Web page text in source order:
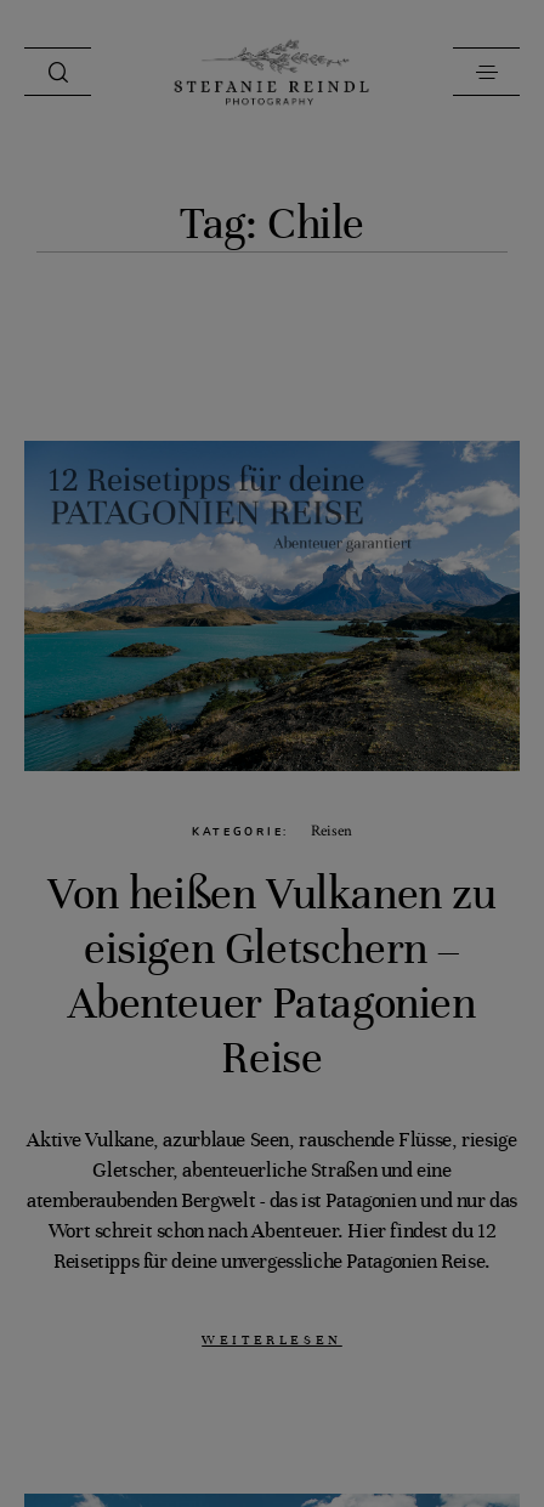
ÜBER MICH
KONTAKT
Tag: Chile
KATEGORIE Reisen
Von heißen Vulkanen zu
eisigen Gletschern –
Abenteuer Patagonien
Reise
Aktive Vulkane, azurblaue Seen, rauschende Flüsse, riesige
Gletscher, abenteuerliche Straßen und eine
atemberaubenden Bergwelt - das ist Patagonien und nur das
Wort schreit schon nach Abenteuer. Hier findest du 12
Reisetipps für deine unvergessliche Patagonien Reise.
WEITERLESEN